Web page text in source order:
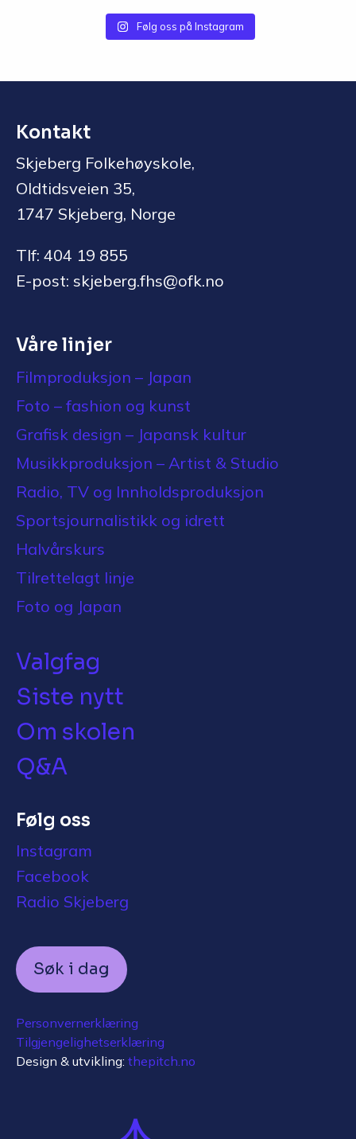
Følg oss på Instagram
Kontakt
Skjeberg Folkehøyskole,
Oldtidsveien 35,
1747 Skjeberg, Norge
Tlf: 404 19 855
E-post: skjeberg.fhs@ofk.no
Våre linjer
Filmproduksjon – Japan
Foto – fashion og kunst
Grafisk design – Japansk kultur
Musikkproduksjon – Artist & Studio
Radio, TV og Innholdsproduksjon
Sportsjournalistikk og idrett
Halvårskurs
Tilrettelagt linje
Foto og Japan
Valgfag
Siste nytt
Om skolen
Q&A
Følg oss
Instagram
Facebook
Radio Skjeberg
Søk i dag
Personvernerklæring
Tilgjengelighetserklæring
Design & utvikling: thepitch.no